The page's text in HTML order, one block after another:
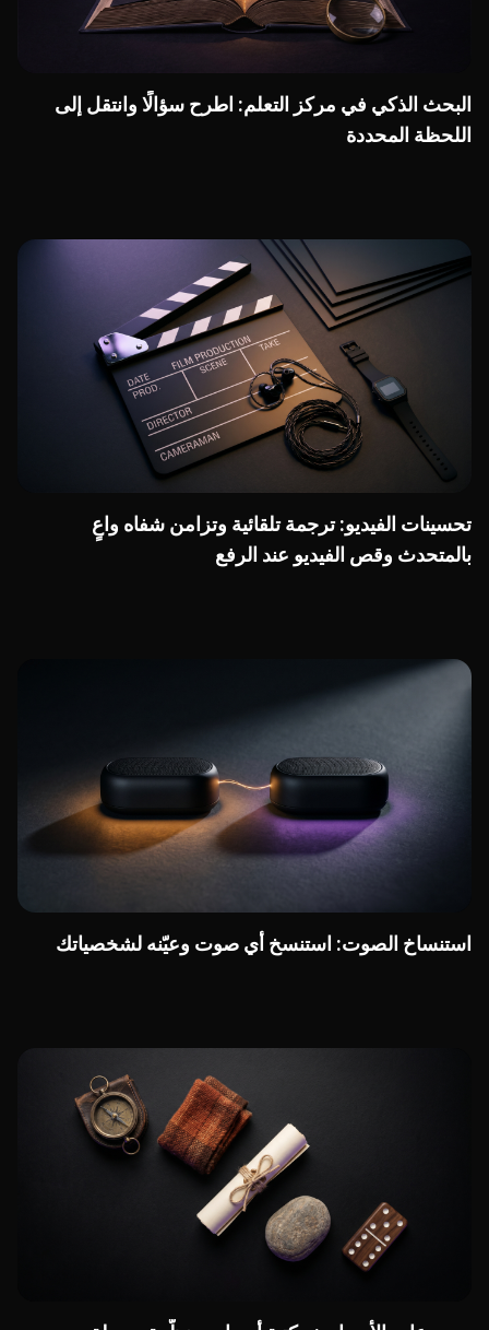
البحث الذكي في مركز التعلم: اطرح سؤالًا وانتقل إلى
اللحظة المحددة
تحسينات الفيديو: ترجمة تلقائية وتزامن شفاه واعٍ
بالمتحدث وقص الفيديو عند الرفع
استنساخ الصوت: استنسخ أي صوت وعيّنه لشخصياتك